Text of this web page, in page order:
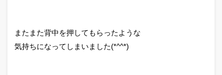
またまた背中を押してもらったような
気持ちになってしまいました(*^^*)